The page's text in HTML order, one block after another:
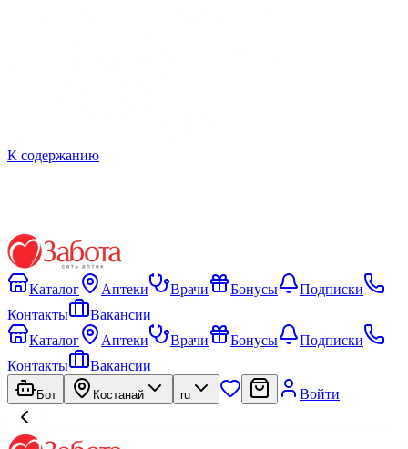
К содержанию
Каталог Аптеки Врачи Бонусы
Подписки
Контакты
Вакансии
Каталог
Аптеки Врачи Бонусы
Подписки
Контакты
Вакансии
Бот Костанай ru Войти